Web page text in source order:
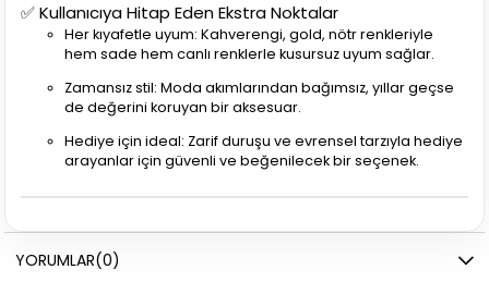
✅ Kullanıcıya Hitap Eden Ekstra Noktalar
Her kıyafetle uyum: Kahverengi, gold, nötr renkleriyle
hem sade hem canlı renklerle kusursuz uyum sağlar.
Zamansız stil: Moda akımlarından bağımsız, yıllar geçse
de değerini koruyan bir aksesuar.
Hediye için ideal: Zarif duruşu ve evrensel tarzıyla hediye
arayanlar için güvenli ve beğenilecek bir seçenek.
YORUMLAR(0)